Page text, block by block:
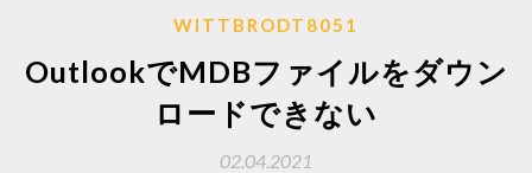
WITTBRODT8051
OutlookでMDBファイルをダウン
ロードできない
02.04.2021